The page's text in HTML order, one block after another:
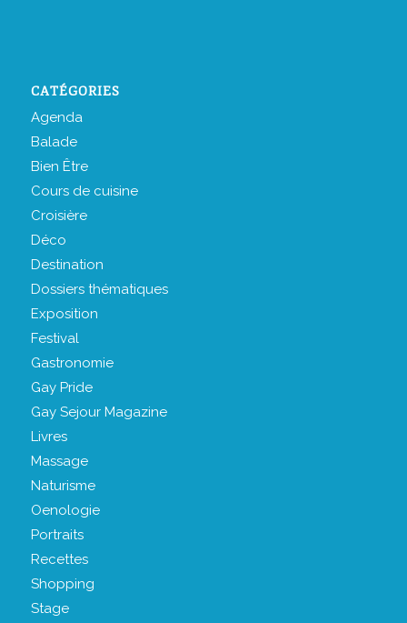
CATÉGORIES
Agenda
Balade
Bien Être
Cours de cuisine
Croisière
Déco
Destination
Dossiers thématiques
Exposition
Festival
Gastronomie
Gay Pride
Gay Sejour Magazine
Livres
Massage
Naturisme
Oenologie
Portraits
Recettes
Shopping
Stage